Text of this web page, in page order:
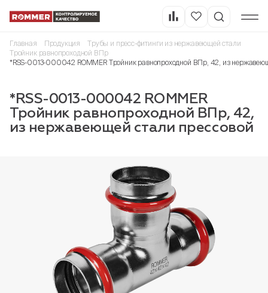
Главная Продукция
Трубы и пресс-фитинги из нержавеющей стали
Тройник равнопроходной ВПр
*RSS-0013-000042 ROMMER Тройник равнопроходной ВПр, 42, из
*RSS-0013-000042 ROMMER
Тройник равнопроходной ВПр, 42,
из нержавеющей стали прессовой